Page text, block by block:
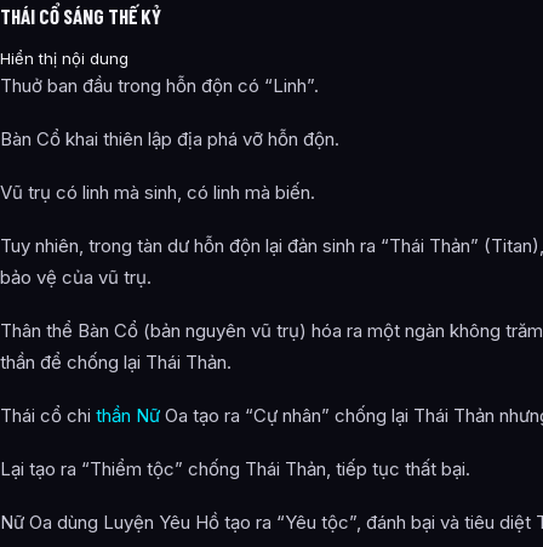
THÁI CỔ SÁNG THẾ KỶ
Hiển thị nội dung
Thuở ban đầu trong hỗn độn có “Linh”.
Bàn Cổ khai thiên lập địa phá vỡ hỗn độn.
Vũ trụ có linh mà sinh, có linh mà biến.
Tuy nhiên, trong tàn dư hỗn độn lại đản sinh ra “Thái Thản”
bảo vệ của vũ trụ.
Thân thể Bàn Cổ (bản nguyên vũ trụ) hóa ra một ngàn không
thần để chống lại Thái Thản.
Thái cổ chi thần Nữ Oa tạo ra “Cự nhân” chống lại Thái Thản
Lại tạo ra “Thiểm tộc” chống Thái Thản, tiếp tục thất bại.
Nữ Oa dùng Luyện Yêu Hồ tạo ra “Yêu tộc”, đánh bại và tiêu diệt